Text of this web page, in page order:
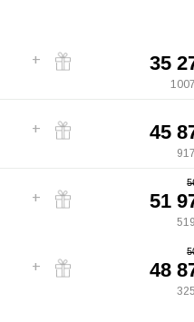
35
45
51
48